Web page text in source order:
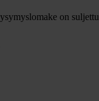
on suljettu